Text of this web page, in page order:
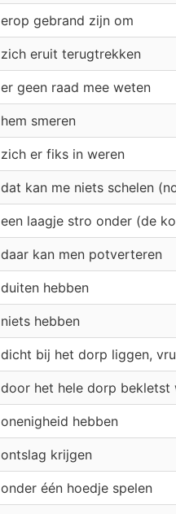
erop gebrand zijn om
zich eruit terugtrekken
er geen raad mee weten
hem smeren
zich er fiks in weren
dat kan me niets schelen
een laagje stro onder (de
daar kan men potverteren
duiten hebben
niets hebben
dicht bij het dorp liggen,
door het hele dorp bekletst
onenigheid hebben
ontslag krijgen
onder één hoedje spelen